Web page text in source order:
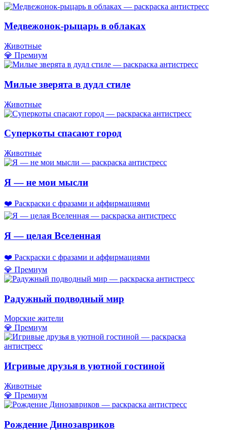
Медвежонок-рыцарь в облаках
Животные
💎 Премиум
Милые зверята в дудл стиле
Животные
Суперкоты спасают город
Животные
Я — не мои мысли
❤️ Раскраски с фразами и аффирмациями
Я — целая Вселенная
❤️ Раскраски с фразами и аффирмациями
💎 Премиум
Радужный подводный мир
Морские жители
💎 Премиум
Игривые друзья в уютной гостиной
Животные
💎 Премиум
Рождение Динозавриков